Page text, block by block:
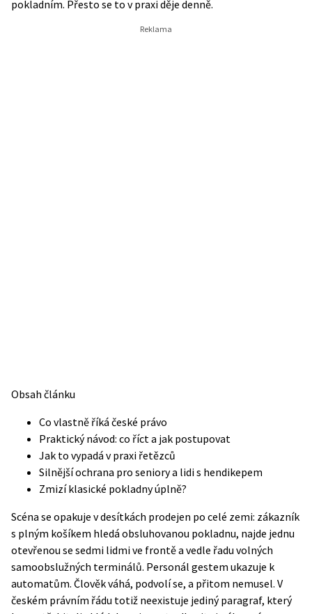
pokladním. Přesto se to v praxi děje denně.
Obsah článku
Co vlastně říká české právo
Praktický návod: co říct a jak postupovat
Jak to vypadá v praxi řetězců
Silnější ochrana pro seniory a lidi s hendikepem
Zmizí klasické pokladny úplně?
Scéna se opakuje v desítkách prodejen po celé zemi: zákazník
s plným košíkem hledá obsluhovanou pokladnu, najde jednu
otevřenou se sedmi lidmi ve frontě a vedle řadu volných
samoobslužných terminálů. Personál gestem ukazuje k
automatům. Člověk váhá, podvolí se, a přitom nemusel. V
českém právním řádu totiž neexistuje jediný paragraf, který